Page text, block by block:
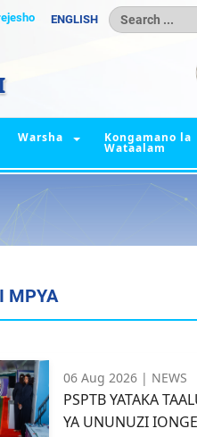
ENGLISH
Warsha Kongamano la
Wataalam
MPYA
06 Aug 2026 | NEWS
PSPTB YATAKA
YA UNUNUZI